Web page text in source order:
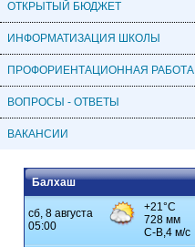
ОТКРЫТЫЙ БЮДЖЕТ
ИНФОРМАТИЗАЦИЯ ШКОЛЫ
ПРОФОРИЕНТАЦИОННАЯ РАБОТА
ВОПРОСЫ - ОТВЕТЫ
ВАКАНСИИ
Балхаш